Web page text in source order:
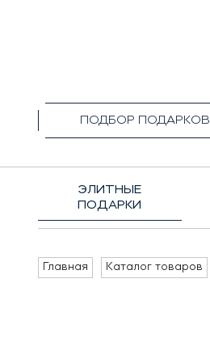
ПОДБОР ПОДАРКОВ
ЭЛИТНЫЕ
ПОДАРКИ
Главная Каталог товаров